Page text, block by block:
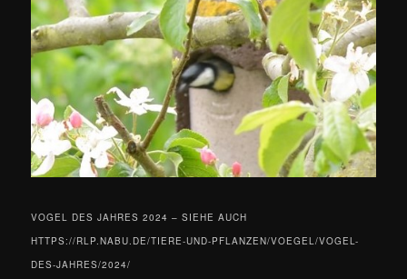
VOGEL DES JAHRES 2024 – SIEHE AUCH
HTTPS://RLP.NABU.DE/TIERE-UND-PFLANZEN/VOEGEL/VOGEL-
DES-JAHRES/2024/